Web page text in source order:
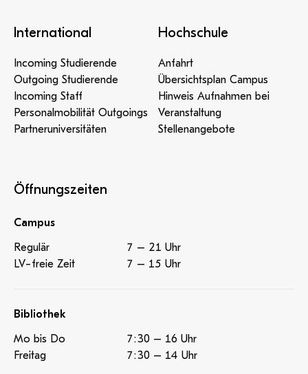
International
Incoming Studierende
Outgoing Studierende
Incoming Staff
Personalmobilität Outgoings
Partneruniversitäten
Hochschule
Anfahrt
Übersichtsplan Campus
Hinweis Aufnahmen bei
Veranstaltung
Stellenangebote
Öffnungszeiten
Campus
Regulär
7 – 21 Uhr
LV-freie Zeit
7 – 15 Uhr
Bibliothek
Mo bis Do
7:30 – 16 Uhr
Freitag
7:30 – 14 Uhr